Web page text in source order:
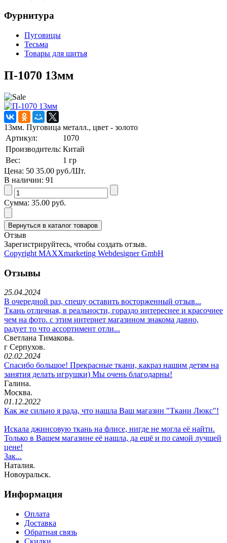
Фурнитура
Пуговицы
Тесьма
Товары для шитья
П-1070 13мм
13мм. Пуговица металл., цвет - золото
Артикул:
1070
Производитель: Китай
Вес:
1 гр
Цена: 50 35.00 руб./Шт.
В наличии: 91
Сумма: 35.00 руб.
Отзыв
Зарегистрируйтесь, чтобы создать отзыв.
Copyright MAXXmarketing Webdesigner GmbH
Отзывы
25.04.2024
В очередной раз, спешу оставить восторженный отзыв...
Ткань отличная, в реальности, гораздо интереснее и красочнее
чем на фото. с этим интернет магазином знакома давно,
радует то что ассортимент отли...
Светлана Тимакова.
г Серпухов.
02.02.2024
Спасибо большое! Прекрасные ткани, какраз нашим детям на
занятия делать игрушки) Мы очень благодарны!
Галина.
Москва.
01.12.2022
Как же сильно я рада, что нашла Ваш магазин "Ткани Люкс"!
Искала джинсовую ткань на флисе, нигде не могла её найти.
Только в Вашем магазине её нашла, да ещё и по самой лучшей
цене!
Зак...
Наталия.
Новоуральск.
Информация
Оплата
Доставка
Обратная связь
Скидки